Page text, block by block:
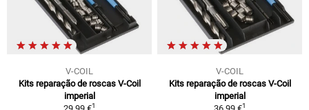
V-COIL
Kits reparação de roscas V-Coil
imperial
1
V-COIL
Kits reparação de roscas V-Coil
imperial
1